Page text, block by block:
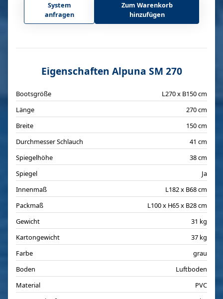
System
anfragen
Zum Warenkorb
hinzufügen
Eigenschaften Alpuna SM 270
Bootsgröße
L270 x B150 cm
Länge
270 cm
Breite
150 cm
Durchmesser Schlauch
41 cm
Spiegelhöhe
38 cm
Spiegel
Ja
Innenmaß
L182 x B68 cm
Packmaß
L100 x H65 x B28 cm
Gewicht
31 kg
Kartongewicht
37 kg
Farbe
grau
Boden
Luftboden
Material
PVC